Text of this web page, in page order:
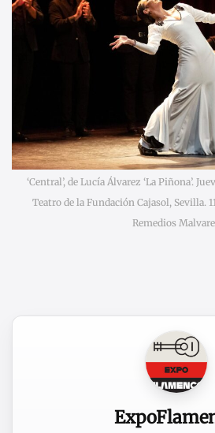
‘Central’, de Lucía Álvarez ‘La Piñona’.
Teatro de la Fundación Cajasol, Sevilla.
Remedios